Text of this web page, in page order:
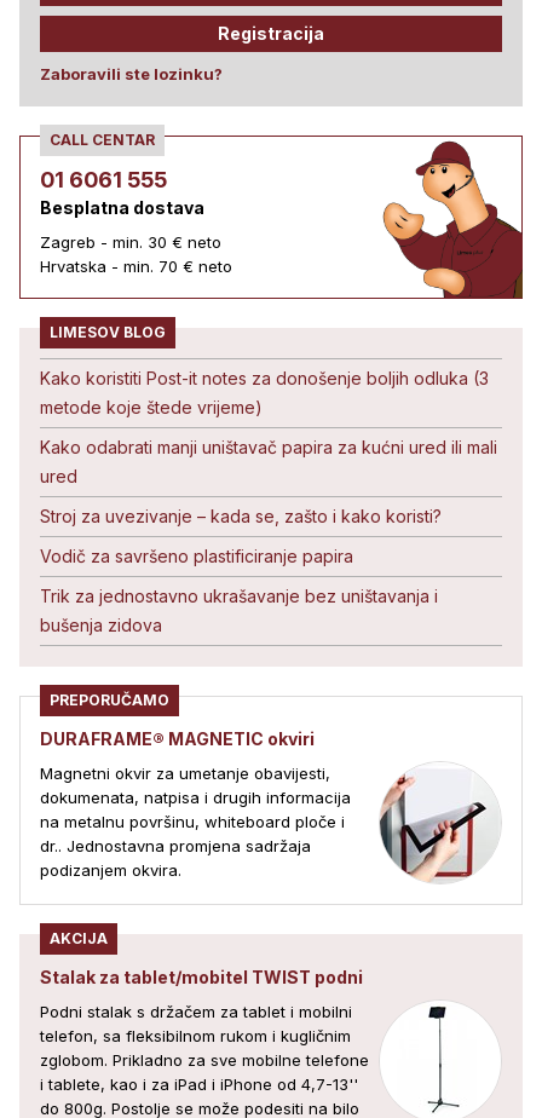
Registracija
Zaboravili ste lozinku?
CALL CENTAR
01 6061 555
Besplatna dostava
Zagreb - min. 30 € neto
Hrvatska - min. 70 € neto
LIMESOV BLOG
Kako koristiti Post-it notes za donošenje boljih odluka (3
metode koje štede vrijeme)
Kako odabrati manji uništavač papira za kućni ured ili mali
ured
Stroj za uvezivanje – kada se, zašto i kako koristi?
Vodič za savršeno plastificiranje papira
Trik za jednostavno ukrašavanje bez uništavanja i
bušenja zidova
PREPORUČAMO
DURAFRAME® MAGNETIC okviri
Magnetni okvir za umetanje obavijesti,
dokumenata, natpisa i drugih informacija
na metalnu površinu, whiteboard ploče i
dr.. Jednostavna promjena sadržaja
podizanjem okvira.
AKCIJA
Stalak za tablet/mobitel TWIST podni
Podni stalak s držačem za tablet i mobilni
telefon, sa fleksibilnom rukom i kugličnim
zglobom. Prikladno za sve mobilne telefone
i tablete, kao i za iPad i iPhone od 4,7-13''
do 800g. Postolje se može podesiti na bilo